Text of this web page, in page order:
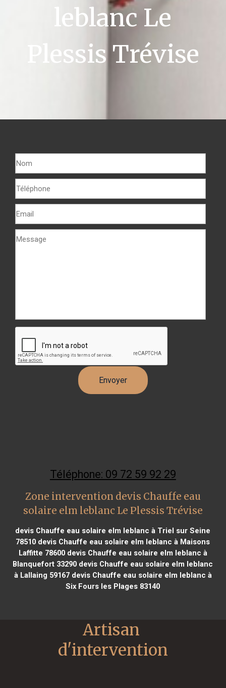
leblanc Le
Plessis Trévise
Téléphone: 09 72 59 92 29
Zone intervention devis Chauffe eau
solaire elm leblanc Le Plessis Trévise
devis Chauffe eau solaire elm leblanc à Triel sur Seine
78510 devis Chauffe eau solaire elm leblanc à Maisons
Laffitte 78600devis Chauffe eau solaire elm leblanc à
Blanquefort 33290 devis Chauffe eau solaire elm leblanc
à Lallaing 59167devis Chauffe eau solaire elm leblanc à
Six Fours les Plages 83140
Artisan
d'intervention